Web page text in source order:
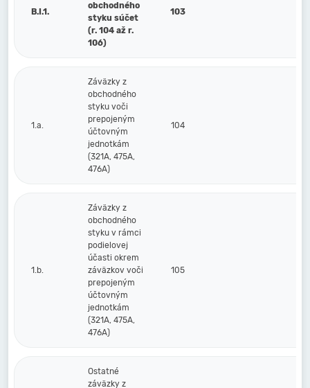
B.I.1.
obchodného
styku súčet
(r. 104 až r.
106)
103
1.a.
Záväzky z
obchodného
styku voči
prepojeným
účtovným
jednotkám
(321A, 475A,
476A)
104
1.b.
Záväzky z
obchodného
styku v rámci
podielovej
účasti okrem
záväzkov voči
prepojeným
účtovným
jednotkám
(321A, 475A,
476A)
105
Ostatné
záväzky z